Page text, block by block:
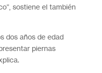
sostiene el también
dos años de edad
piernas